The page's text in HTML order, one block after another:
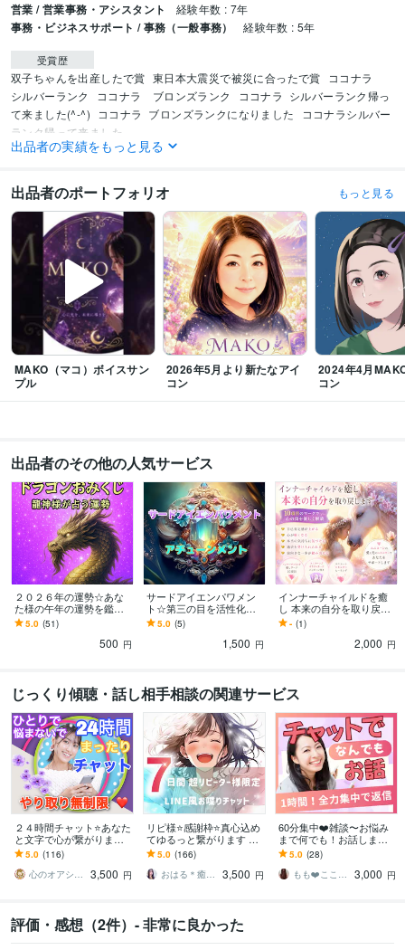
営業 / 営業事務・アシスタント 経験年数 : 7年
事務・ビジネスサポート / 事務（一般事務） 経験年数 : 5年
受賞歴
双子ちゃんを出産したで賞 東日本大震災で被災に合ったで賞
ココナラ
シルバーランク
ココナラ　ブロンズランク
ココナラ  シルバーランク帰っ
て来ました(^-^)
ココナラ  ブロンズランクになりました
ココナラシルバー
ランク帰って来ました
メンタル心理カウンセラー
上級心理カウンセラー 取得年 : 2021年
タロットリーディングマスター 取得年 : 2022年
その他ツール
実母の鬱病、パニック障害に寄添う:10年お悩み・人生相談:29年
我が子の不登校経験:2年
オラクルカード・タロットカード【２０２２．8月】:3年
エネルギーワーク【２０２３．５月開始】:2年
得意分野
悩み相談・カウンセリング 愚痴やお悩み、お話し相手
メンタル、鬱病、
パニック障害のお悩み相談
不登校・子育てのお悩み相談
オラクルカード 恋愛占い 悩み占い ヒーリング
前世占い
守護霊占い 運勢 タロットカード
出品者の実績をもっと見る
出品者のポートフォリオ もっと見る
MAKO（マコ）ボイスサン
プル
2026年5月より新たなアイ
コン
2024年4月
コン
出品者のその他の人気サービス
２０２６年の運勢☆あな
た様の午年の運勢を鑑定
します ＤＲＡＧＯＮおみ
くじ感覚☆午年の運勢
は？【８月以降の運勢
5.0 (51)
500 円
サードアイエンパワメン
ト☆第三の目を活性化さ
せます 能力の高まり・浄
化ヒーリング・アチュー
5.0 (5)
1,500 円
インナーチャイルドを癒
し 本来の自分を取り戻し
ます 「もう一人の自分に
出会うインナーチャイル
ドヒーリング」ワーク
- (1)
2,000 円
じっくり傾聴・話し相手相談の関連サービス
２４時間チャット⭐️あなた
と文字で心が繋がります
毒親・モラハラ・浮気・H
SP・ママ友✨雑談からお
悩みまで⭕️
5.0 (116)
心のオアシスまどかの部屋
3,500 円
リピ様⭐️感謝枠⭐️ 真心込め
てゆるっと繋がります 雑
談￤話し相手￤相談￤お
喋り￤彼女￤友達￤1週間
￤サポート
5.0 (166)
おはる＊癒しゆるっと開運びより ☕️
3,500 円
60分集中❤️雑談〜お悩み
まで何でも！お話します L
INEのように！会話のやり
とり❤️隙間時間にお話し
ましょ♬
5.0 (28)
もも❤️こころの休憩所
3,000 円
評価・感想（2件）- 非常に良かった